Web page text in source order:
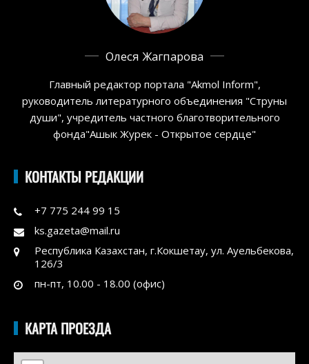
Олеся Жагпарова
Главный редактор портала "Akmol Inform",
руководитель литературного объединения "Струны
души", учредитель частного благотворительного
фонда"Ашык Журек - Открытое сердце"
КОНТАКТЫ РЕДАКЦИИ
+7 775 244 99 15
ks.gazeta@mail.ru
Республика Казахстан, г.Кокшетау, ул. Ауельбекова,
126/3
пн-пт, 10.00 - 18.00 (офис)
КАРТА ПРОЕЗДА